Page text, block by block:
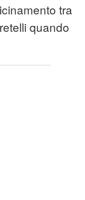
tra
quando